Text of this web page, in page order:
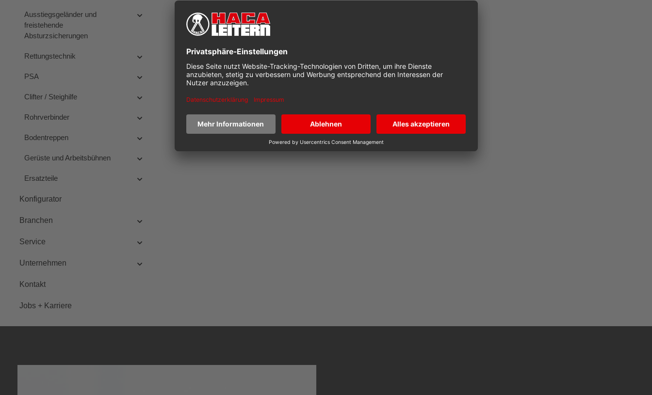
Ausstiegsgeländer und
freistehende
Absturzsicherungen
Rettungstechnik
PSA
Clifter / Steighilfe
Rohrverbinder
Bodentreppen
Gerüste und Arbeitsbühnen
Ersatzteile
Konfigurator
Branchen
Service
Unternehmen
Kontakt
Jobs + Karriere